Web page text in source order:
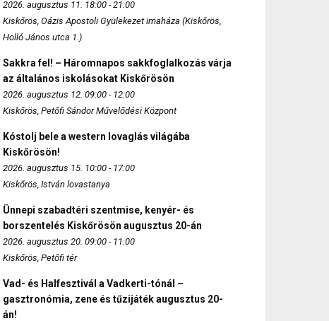
2026. augusztus 11. 18:00 - 21:00
Kiskőrös, Oázis Apostoli Gyülekezet imaháza (Kiskőrös,
Holló János utca 1.)
Sakkra fel! – Háromnapos sakkfoglalkozás várja
az általános iskolásokat Kiskőrösön
2026. augusztus 12. 09:00 - 12:00
Kiskőrös, Petőfi Sándor Művelődési Központ
Kóstolj bele a western lovaglás világába
Kiskőrösön!
2026. augusztus 15. 10:00 - 17:00
Kiskőrös, István lovastanya
Ünnepi szabadtéri szentmise, kenyér- és
borszentelés Kiskőrösön augusztus 20-án
2026. augusztus 20. 09:00 - 11:00
Kiskőrös, Petőfi tér
Vad- és Halfesztivál a Vadkerti-tónál –
gasztronómia, zene és tűzijáték augusztus 20-
án!